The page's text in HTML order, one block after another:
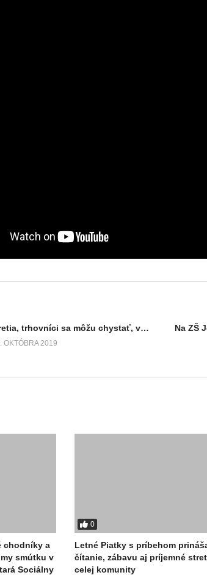
UNM opäť tretia, trhovníci sa môžu chystať, vo Vrútkach rastie nová telocvičňa, Záturčianskí hasiči bodovali v Superpohári
OKTÓBRA 2019
chodníky a
smútku v
Sociálny
0
Letné Piatky s príbehom
čítanie, zábavu aj príjemné
celej komunity